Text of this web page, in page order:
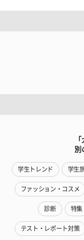
別
学生トレンド 学生
ファッション・コスメ
診断 特集
テスト・レポート対策